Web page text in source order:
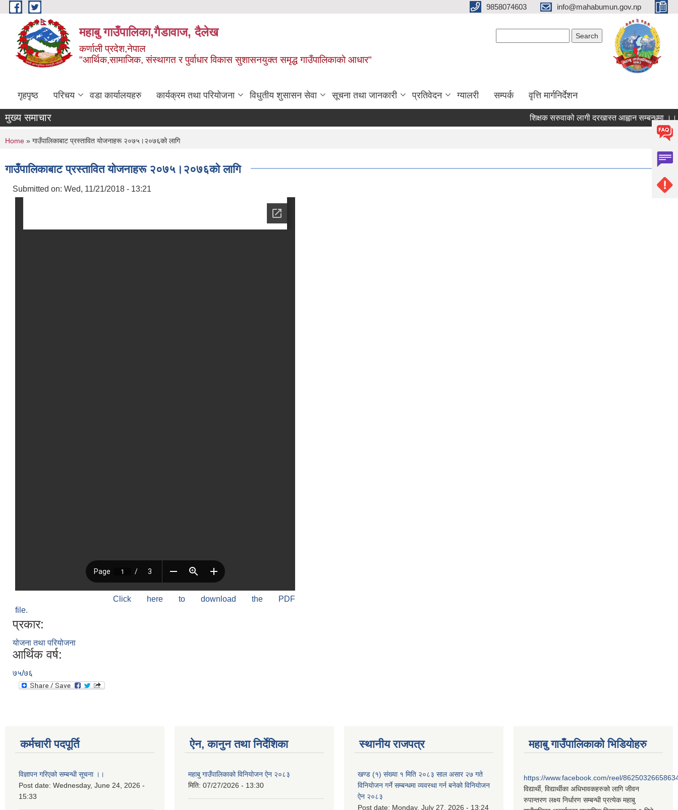
Skip to main content 9858074603 info@mahabumun.gov.np
महाबु गाउँपालिका,गैडावाज, दैलेख
कर्णाली प्रदेश,नेपाल
"आर्थिक,सामाजिक, संस्थागत र पुर्वाधार विकास सुशासनयुक्त समृद्ध गाउँपालिकाकाे आधार"
गृहपृष्ठ परिचय वडा कार्यालयहरु कार्यक्रम तथा परियोजना विधुतीय शुसासन सेवा सूचना तथा जानकारी प्रतिवेदन ग्यालरी सम्पर्क वृत्ति मार्गनिर्देशन
मुख्य समाचार शिक्षक सरुवाको लागी दरखास्त आह्वान सम्बन्धमा ।।
You are here
Home » गाउँपालिकाबाट प्रस्तावित योजनाहरू २०७५।२०७६को लागि
गाउँपालिकाबाट प्रस्तावित योजनाहरू २०७५।२०७६को लागि
Submitted on: Wed, 11/21/2018 - 13:21
Click here to download the PDF
file.
प्रकार:
योजना तथा परियोजना
आर्थिक वर्ष:
७५/७६
कर्मचारी पदपूर्ति
विज्ञापन गरिएको सम्बन्धी सूचना ।।
Post date: Wednesday, June 24, 2026 -
15:33
ऐन, कानुन तथा निर्देशिका
महाबु गाउँपालिकाको विनियोजन ऐन २०८३
मिति: 07/27/2026 - 13:30
स्थानीय राजपत्र
खण्ड (१) संख्या १ मिति २०८३ साल असार २७ गते
विनियोजन गर्ने सम्बन्धमा व्यवस्था गर्न बनेको विनियोजन
ऐन २०८३
Post date: Monday, July 27, 2026 - 13:24
महाबु गाउँपालिकाको भिडियोहरु
https://www.facebook.com/reel/
विद्यार्थी, विद्यार्थीका अधिभावकहरुको लागि जीवन
रुपान्तरण लक्ष्य निर्धारण सम्बन्धी प्रत्येक महाबु